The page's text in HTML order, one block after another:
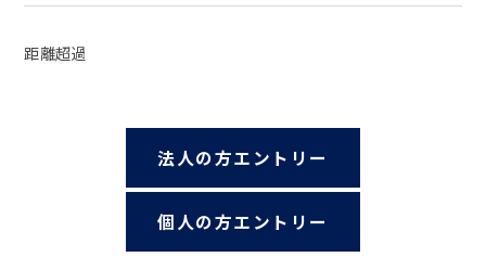
距離超過
法人の方エントリー
個人の方エントリー